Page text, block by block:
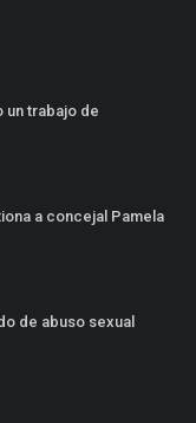
un trabajo de
a concejal Pamela
de abuso sexual